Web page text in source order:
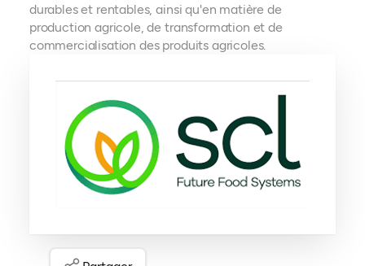
durables et rentables, ainsi qu'en matière de
production agricole, de transformation et de
commercialisation des produits agricoles.